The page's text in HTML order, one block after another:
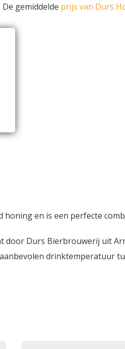
De gemiddelde prijs van Durs
en is een perfecte
door Durs Bierbrouwerij uit
drinktemperatuur